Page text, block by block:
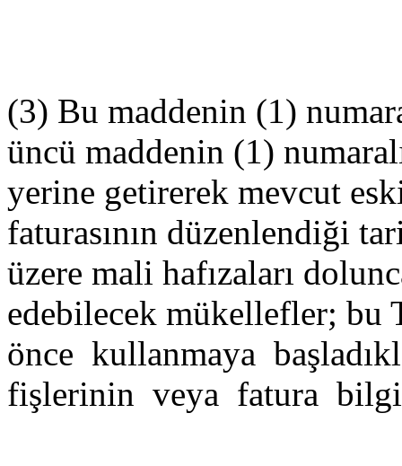
(3) Bu maddenin (1)
üncü maddenin (1)
yerine getirerek mevcut
faturasının düzenlendiği
üzere mali hafızaları
edebilecek mükellefler;
önce kullanmaya
fişlerinin veya fatura